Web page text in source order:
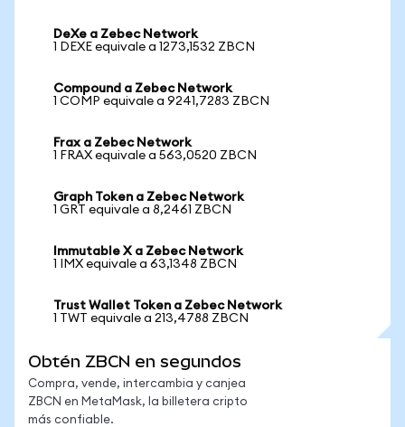
DeXe a Zebec Network
1 DEXE equivale a 1273,1532 ZBCN
Compound a Zebec Network
1 COMP equivale a 9241,7283 ZBCN
Frax a Zebec Network
1 FRAX equivale a 563,0520 ZBCN
Graph Token a Zebec Network
1 GRT equivale a 8,2461 ZBCN
Immutable X a Zebec Network
1 IMX equivale a 63,1348 ZBCN
Trust Wallet Token a Zebec Network
1 TWT equivale a 213,4788 ZBCN
Obtén ZBCN en segundos
Compra, vende, intercambia y canjea
ZBCN en MetaMask, la billetera cripto
más confiable.